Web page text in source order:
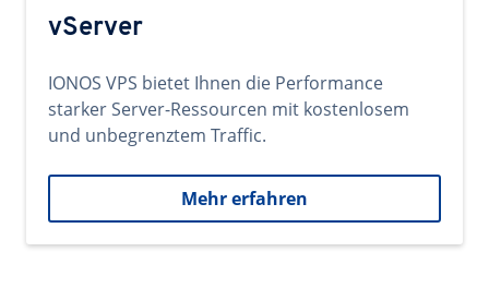
vServer
IONOS VPS bietet Ihnen die Performance
starker Server-Ressourcen mit kostenlosem
und unbegrenztem Traffic.
Mehr erfahren